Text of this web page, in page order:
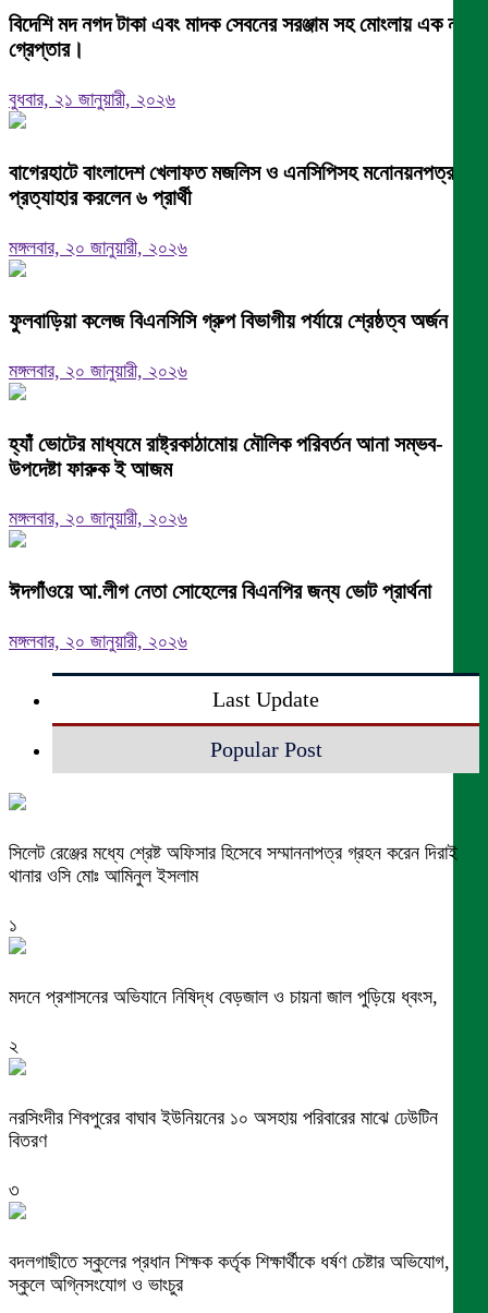
বিদেশি মদ নগদ টাকা এবং মাদক সেবনের সরঞ্জাম সহ মোংলায় এক নারী
গ্রেপ্তার।
বুধবার, ২১ জানুয়ারী, ২০২৬
বাগেরহাটে বাংলাদেশ খেলাফত মজলিস ও এনসিপিসহ মনোনয়নপত্র
প্রত্যাহার করলেন ৬ প্রার্থী
মঙ্গলবার, ২০ জানুয়ারী, ২০২৬
ফুলবাড়িয়া কলেজ বিএনসিসি গ্রুপ বিভাগীয় পর্যায়ে শ্রেষ্ঠত্ব অর্জন।
মঙ্গলবার, ২০ জানুয়ারী, ২০২৬
হ্যাঁ ভোটের মাধ্যমে রাষ্ট্রকাঠামোয় মৌলিক পরিবর্তন আনা সম্ভব-
উপদেষ্টা ফারুক ই আজম
মঙ্গলবার, ২০ জানুয়ারী, ২০২৬
ঈদগাঁওয়ে আ.লীগ নেতা সোহেলের বিএনপির জন্য ভোট প্রার্থনা
মঙ্গলবার, ২০ জানুয়ারী, ২০২৬
Last Update
Popular Post
সিলেট রেঞ্জের মধ্যে শ্রেষ্ট অফিসার হিসেবে সম্মাননাপত্র গ্রহন করেন দিরাই
থানার ওসি মোঃ আমিনুল ইসলাম
১
মদনে প্রশাসনের অভিযানে নিষিদ্ধ বেড়জাল ও চায়না জাল পুড়িয়ে ধ্বংস,
২
নরসিংদীর শিবপুরের বাঘাব ইউনিয়নের ১০ অসহায় পরিবারের মাঝে ঢেউটিন
বিতরণ
৩
বদলগাছীতে স্কুলের প্রধান শিক্ষক কর্তৃক শিক্ষার্থীকে ধর্ষণ চেষ্টার অভিযোগ,
স্কুলে অগ্নিসংযোগ ও ভাংচুর